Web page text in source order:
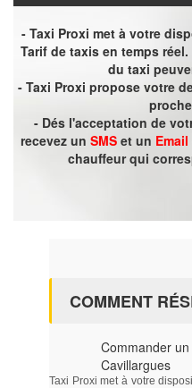
- Taxi Proxi met à votre
Tarif de taxis en temps
du taxi
- Taxi Proxi propose votre
- Dés l'acceptation de
recevez un SMSet un Email
chauffeur qui
COMMENT
Commander
Cavillargues
Taxi Proxi met à votre